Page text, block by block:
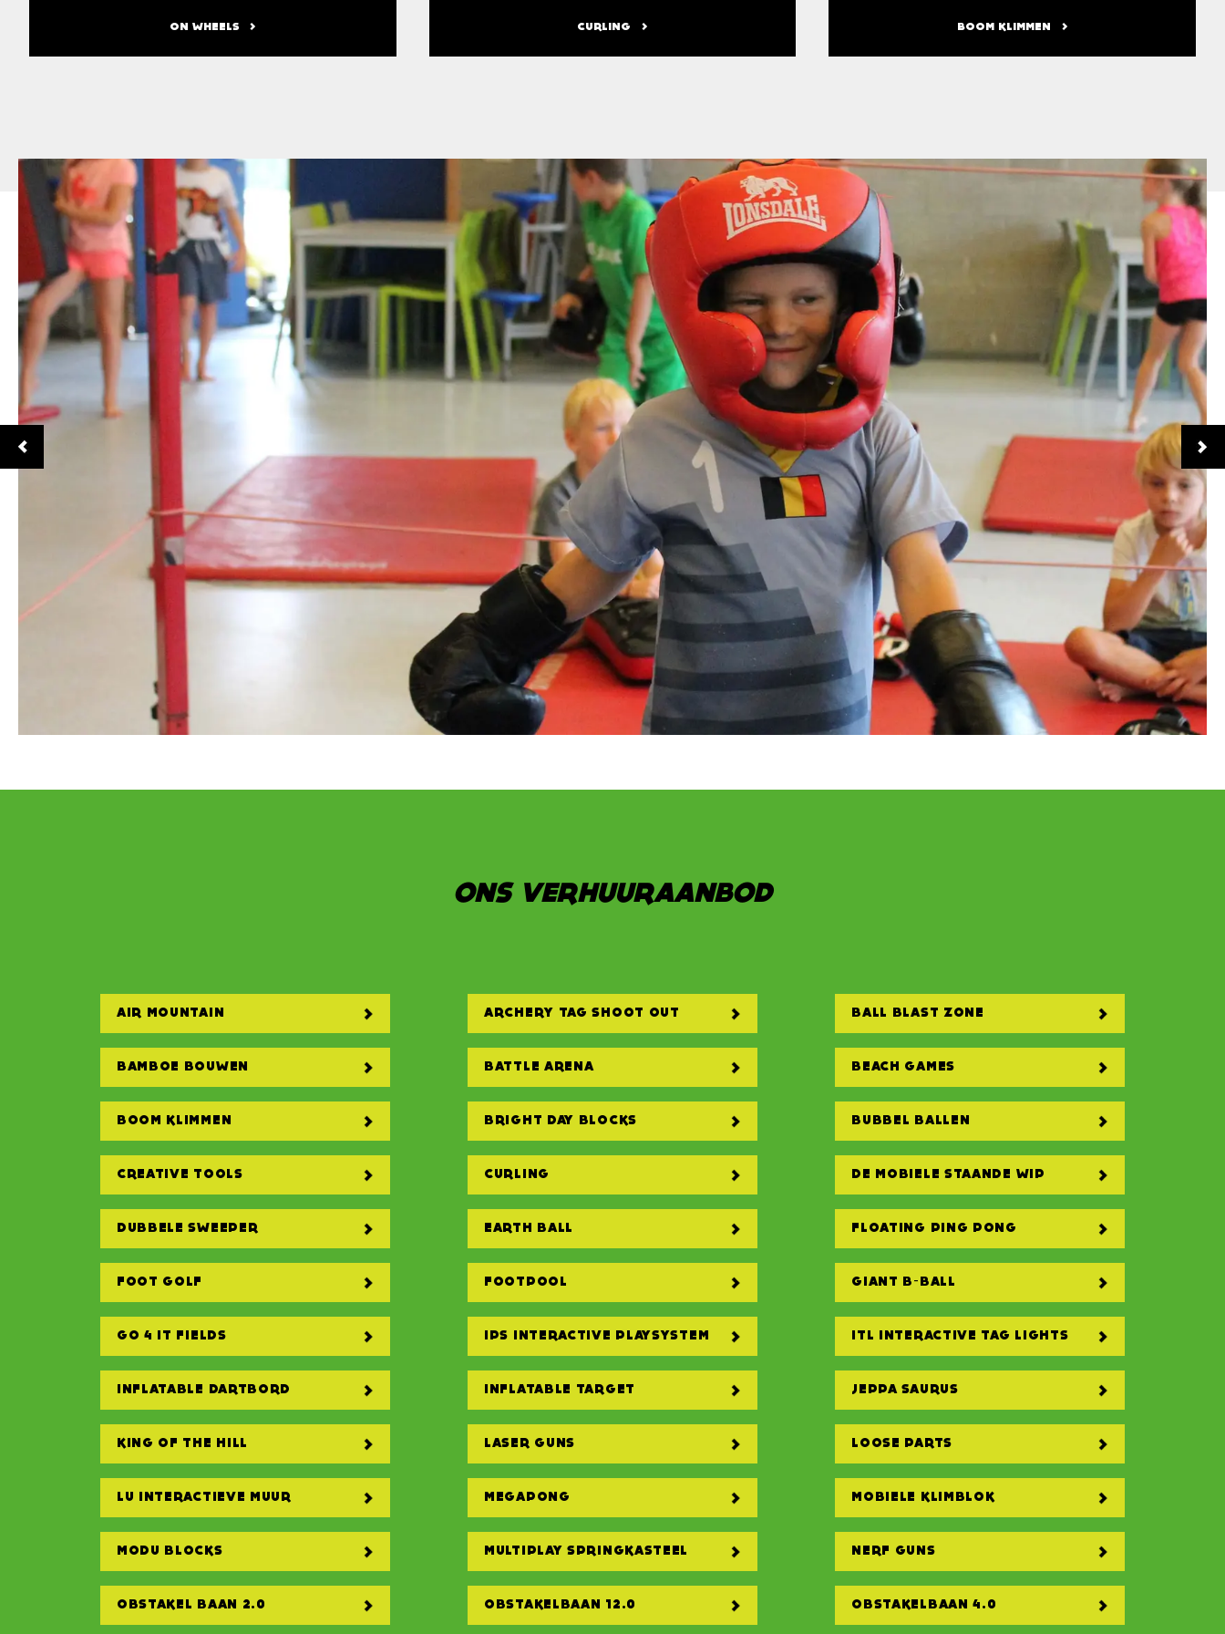
ON WHEELS CURLING BOOM KLIMMEN
ONS VERHUURAANBOD
AIR MOUNTAIN ARCHERY TAG SHOOT OUT BALL BLAST ZONE
BAMBOE BOUWEN BATTLE ARENA BEACH GAMES
BOOM KLIMMEN BRIGHT DAY BLOCKS BUBBEL BALLEN
CREATIVE TOOLS CURLING DE MOBIELE STAANDE WIP
DUBBELE SWEEPER EARTH BALL FLOATING PING PONG
FOOT GOLF FOOTPOOL GIANT B-BALL
GO 4 IT FIELDS IPS INTERACTIVE PLAYSYSTEM ITL INTERACTIVE TAG LIGHTS
INFLATABLE DARTBORD INFLATABLE TARGET JEPPA SAURUS
KING OF THE HILL LASER GUNS LOOSE PARTS
LU INTERACTIEVE MUUR MEGAPONG MOBIELE KLIMBLOK
MODU BLOCKS MULTIPLAY SPRINGKASTEEL NERF GUNS
OBSTAKEL BAAN 2.0 OBSTAKELBAAN 12.0 OBSTAKELBAAN 4.0